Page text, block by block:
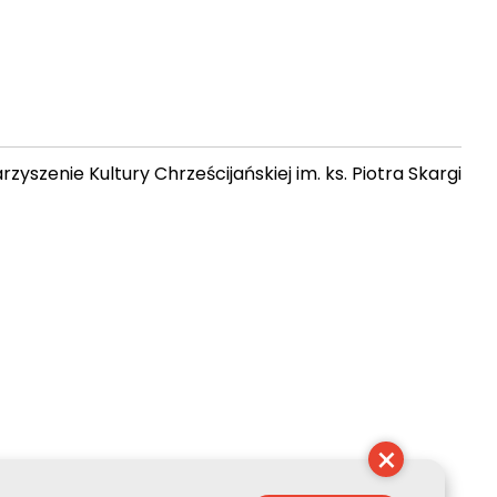
Kultury Chrześcijańskiej im. ks. Piotra Skargi
×